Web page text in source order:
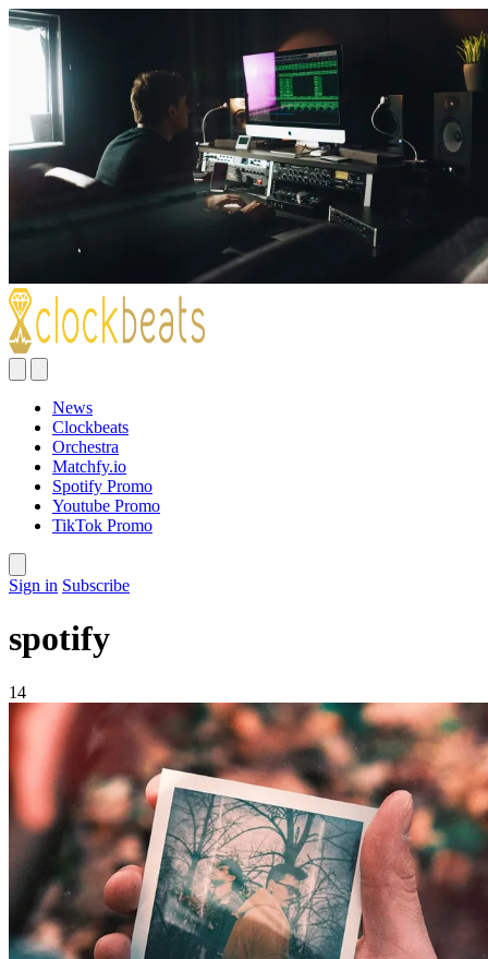
News
Clockbeats
Orchestra
Matchfy.io
Spotify Promo
Youtube Promo
TikTok Promo
Sign in Subscribe
spotify
14